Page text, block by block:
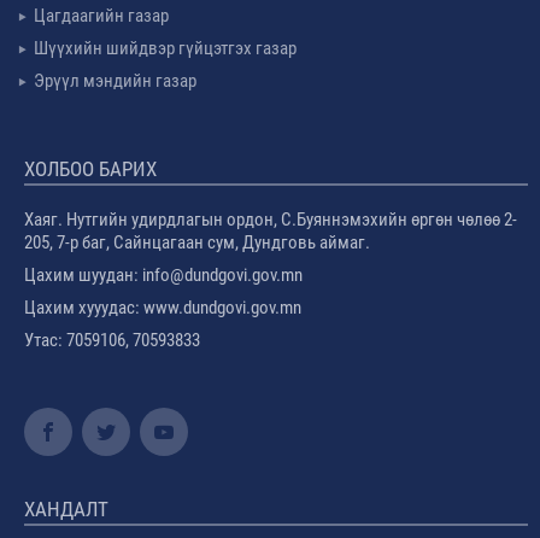
Цагдаагийн газар
Шүүхийн шийдвэр гүйцэтгэх газар
Эрүүл мэндийн газар
ХОЛБОО БАРИХ
Хаяг. Нутгийн удирдлагын ордон, С.Буяннэмэхийн өргөн чөлөө 2-
205, 7-р баг, Сайнцагаан сум, Дундговь аймаг.
Цахим шуудан: info@dundgovi.gov.mn
Цахим хууудас: www.dundgovi.gov.mn
Утас: 7059106, 70593833
ХАНДАЛТ